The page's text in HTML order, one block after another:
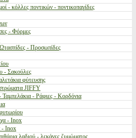
- κόλλες ποντικών - ποντικοπαγίδες
- Φόρμες
- Προσωπίδες
- Σακούλες
φύτευσης
JIFFY
Ταμπελάκια - Ράφιες - Κορδόνια
- Inox
- Inox
λαδιού - λεκάνες ζυμώματος